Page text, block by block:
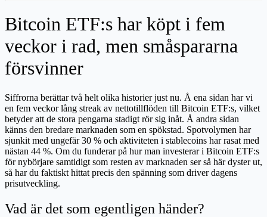
Bitcoin ETF:s har köpt i fem
veckor i rad, men småspararna
försvinner
Siffrorna berättar två helt olika historier just nu. Å ena sidan har vi
en fem veckor lång streak av nettotillflöden till Bitcoin ETF:s, vilket
betyder att de stora pengarna stadigt rör sig inåt. Å andra sidan
känns den bredare marknaden som en spökstad. Spotvolymen har
sjunkit med ungefär 30 % och aktiviteten i stablecoins har rasat med
nästan 44 %. Om du funderar på hur man investerar i Bitcoin ETF:s
för nybörjare samtidigt som resten av marknaden ser så här dyster ut,
så har du faktiskt hittat precis den spänning som driver dagens
prisutveckling.
Vad är det som egentligen händer?